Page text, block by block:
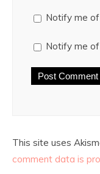
Notify me
Notify me
This site uses
comment data is